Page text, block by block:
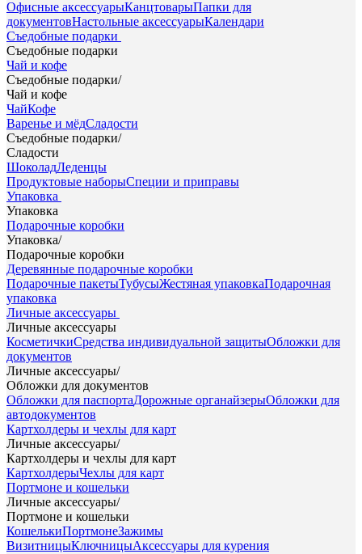
Офисные аксессуарыКанцтоварыПапки для
документовНастольные аксессуарыКалендари
Съедобные подарки
Съедобные подарки
Чай и кофе
Съедобные подарки/
Чай и кофе
ЧайКофе
Варенье и мёдСладости
Съедобные подарки/
Сладости
ШоколадЛеденцы
Продуктовые наборыСпеции и приправы
Упаковка
Упаковка
Подарочные коробки
Упаковка/
Подарочные коробки
Деревянные подарочные коробки
Подарочные пакетыТубусыЖестяная упаковкаПодарочная
упаковка
Личные аксессуары
Личные аксессуары
КосметичкиСредства индивидуальной защитыОбложки для
документов
Личные аксессуары/
Обложки для документов
Обложки для паспортаДорожные органайзерыОбложки для
автодокументов
Картхолдеры и чехлы для карт
Личные аксессуары/
Картхолдеры и чехлы для карт
КартхолдерыЧехлы для карт
Портмоне и кошельки
Личные аксессуары/
Портмоне и кошельки
КошелькиПортмонеЗажимы
ВизитницыКлючницыАксессуары для курения